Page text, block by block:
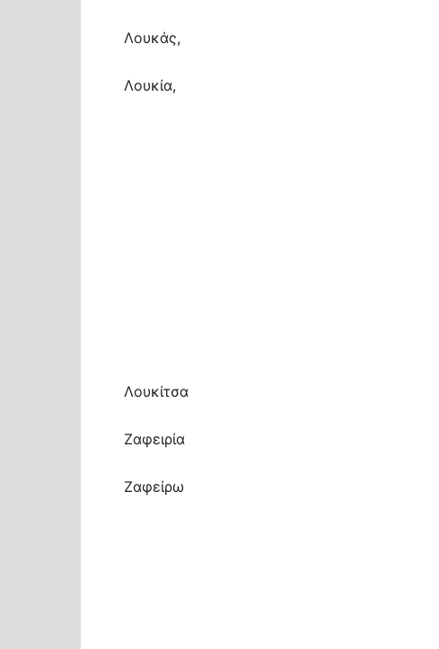
Λουκάς,
Λουκία,
Λουκίτσα
Ζαφειρία
Ζαφείρω